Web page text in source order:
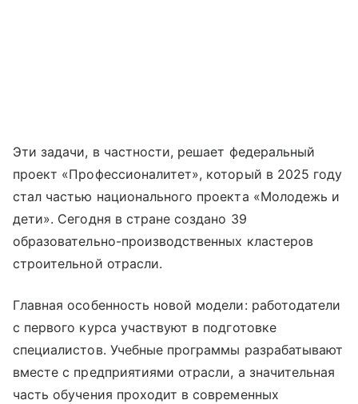
Эти задачи, в частности, решает федеральный
проект «Профессионалитет», который в 2025 году
стал частью национального проекта «Молодежь и
дети». Сегодня в стране создано 39
образовательно-производственных кластеров
строительной отрасли.
Главная особенность новой модели: работодатели
с первого курса участвуют в подготовке
специалистов. Учебные программы разрабатывают
вместе с предприятиями отрасли, а значительная
часть обучения проходит в современных